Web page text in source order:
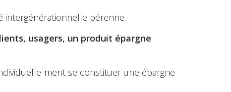
intergénérationnelle pérenne.
usagers, un produit épargne
ment se constituer une épargne